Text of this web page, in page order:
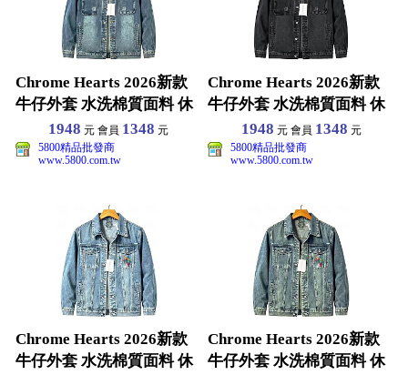
Chrome Hearts 2026新款
牛仔外套 水洗棉質面料 休
1948 元 會員 1348 元
5800精品批發商
www.5800.com.tw
Chrome Hearts 2026新款
牛仔外套 水洗棉質面料 休
1948 元 會員 1348 元
5800精品批發商
www.5800.com.tw
Chrome Hearts 2026新款
牛仔外套 水洗棉質面料 休
Chrome Hearts 2026新款
牛仔外套 水洗棉質面料 休